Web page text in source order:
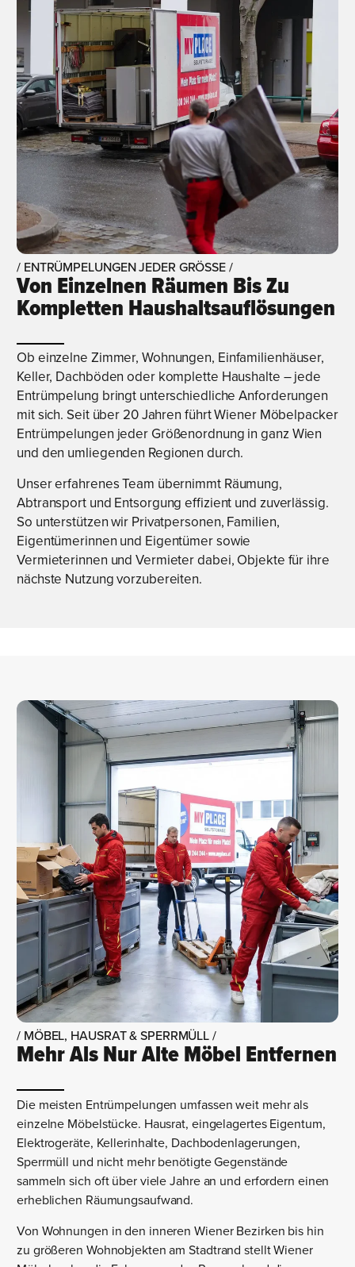
/ ENTRÜMPELUNGEN JEDER GRÖSSE /
Von Einzelnen Räumen Bis Zu
Kompletten Haushaltsauflösungen
Ob einzelne Zimmer, Wohnungen, Einfamilienhäuser,
Keller, Dachböden oder komplette Haushalte – jede
Entrümpelung bringt unterschiedliche Anforderungen
mit sich. Seit über 20 Jahren führt Wiener Möbelpacker
Entrümpelungen jeder Größenordnung in ganz Wien
und den umliegenden Regionen durch.
Unser erfahrenes Team übernimmt Räumung,
Abtransport und Entsorgung effizient und zuverlässig.
So unterstützen wir Privatpersonen, Familien,
Eigentümerinnen und Eigentümer sowie
Vermieterinnen und Vermieter dabei, Objekte für ihre
nächste Nutzung vorzubereiten.
/ MÖBEL, HAUSRAT & SPERRMÜLL /
Mehr Als Nur Alte Möbel Entfernen
Die meisten Entrümpelungen umfassen weit mehr als
einzelne Möbelstücke. Hausrat, eingelagertes Eigentum,
Elektrogeräte, Kellerinhalte, Dachbodenlagerungen,
Sperrmüll und nicht mehr benötigte Gegenstände
sammeln sich oft über viele Jahre an und erfordern einen
erheblichen Räumungsaufwand.
Von Wohnungen in den inneren Wiener Bezirken bis hin
zu größeren Wohnobjekten am Stadtrand stellt Wiener